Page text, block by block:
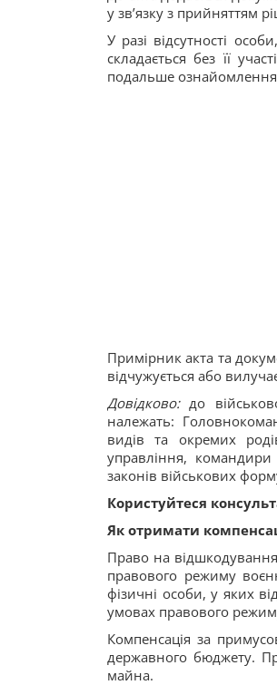
у зв’язку з прийняттям
У разі відсутності
складається без її
подальше ознайомлення
Примірник акта та
відчужується або
Довідково:до
належать:
видів та окремих
управління,
законів військових
Користуйтеся
Як отримати
Право на
правового режиму
фізичні особи, у яких
умовах правового
Компенсація за
державного бюджету.
майна.